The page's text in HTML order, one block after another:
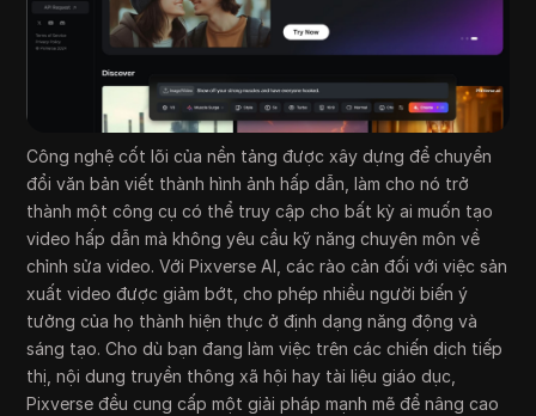
Công nghệ cốt lõi của nền tảng được xây dựng để chuyển
đổi văn bản viết thành hình ảnh hấp dẫn, làm cho nó trở
thành một công cụ có thể truy cập cho bất kỳ ai muốn tạo
video hấp dẫn mà không yêu cầu kỹ năng chuyên môn về
chỉnh sửa video. Với Pixverse AI, các rào cản đối với việc sản
xuất video được giảm bớt, cho phép nhiều người biến ý
tưởng của họ thành hiện thực ở định dạng năng động và
sáng tạo. Cho dù bạn đang làm việc trên các chiến dịch tiếp
thị, nội dung truyền thông xã hội hay tài liệu giáo dục,
Pixverse đều cung cấp một giải pháp mạnh mẽ để nâng cao